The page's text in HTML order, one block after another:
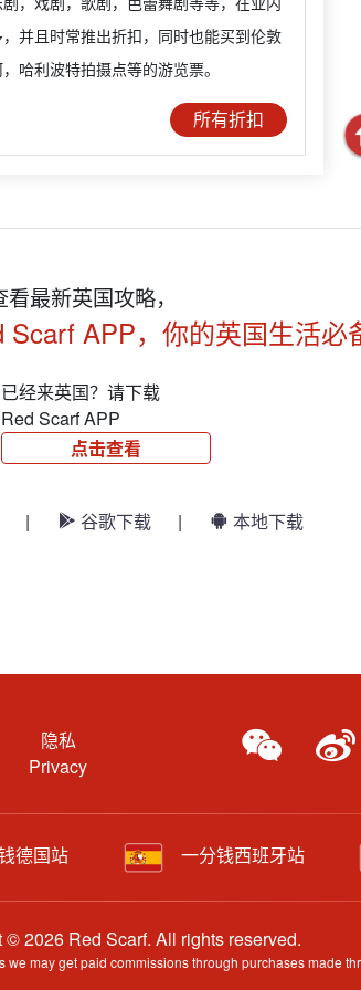
并且时常推出折扣，同时也能买到伦敦
哈利波特拍摄点等的游览票。
所有折扣
最新英国攻略，
Scarf APP，你的英国生活必
已经来英国？请下载
Red Scarf APP
点击查看
| 谷歌下载 | 本地下载
隐私
Privacy
德国站 一分钱西班牙站
© 2026 Red Scarf. All rights reserved.
may get paid commissions through purchases made